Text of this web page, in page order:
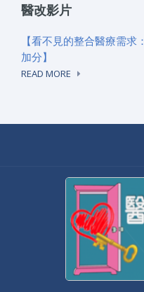
醫改影片
【看不見的整合醫療需
加分】
READ MORE